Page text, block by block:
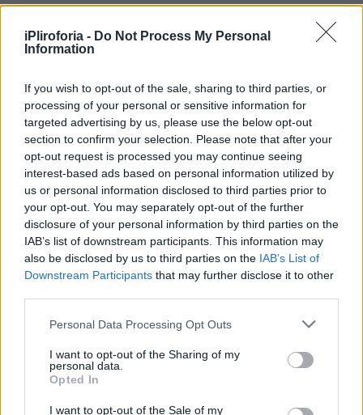
iPliroforia - Do Not Process My Personal
Information
If you wish to opt-out of the sale, sharing to third parties, or
processing of your personal or sensitive information for
targeted advertising by us, please use the below opt-out
section to confirm your selection. Please note that after your
opt-out request is processed you may continue seeing
interest-based ads based on personal information utilized by
us or personal information disclosed to third parties prior to
your opt-out. You may separately opt-out of the further
disclosure of your personal information by third parties on the
IAB’s list of downstream participants. This information may
also be disclosed by us to third parties on the IAB’s List of
Downstream Participants that may further disclose it to other
Personal Data Processing Opt Outs
I want to opt-out of the Sharing of my
personal data.
Opted In
I want to opt-out of the Sale of my
• Ανατολική Αττική
• Κυκλάδες
• Ανατολική Κρήτη
• Δωδεκάνησα και Ανατολικό Αιγαίο